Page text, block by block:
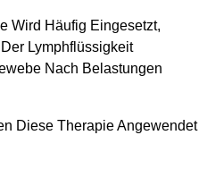
Wird Häufig Eingesetzt,
Lymphflüssigkeit
Nach Belastungen
Diese Therapie Angewendet